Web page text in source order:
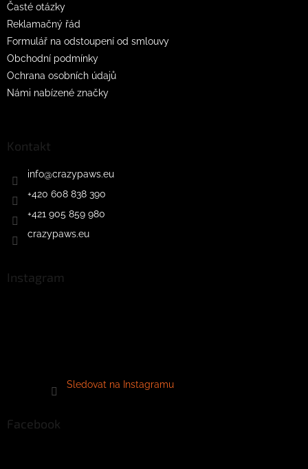
Časté otázky
Reklamačný řád
Formulář na odstoupení od smlouvy
Obchodní podmínky
Ochrana osobních údajů
Námi nabízené značky
Kontakt
info@crazypaws.eu
+420 608 838 390
+421 905 859 980
crazypaws.eu
Instagram
Sledovat na Instagramu
Facebook